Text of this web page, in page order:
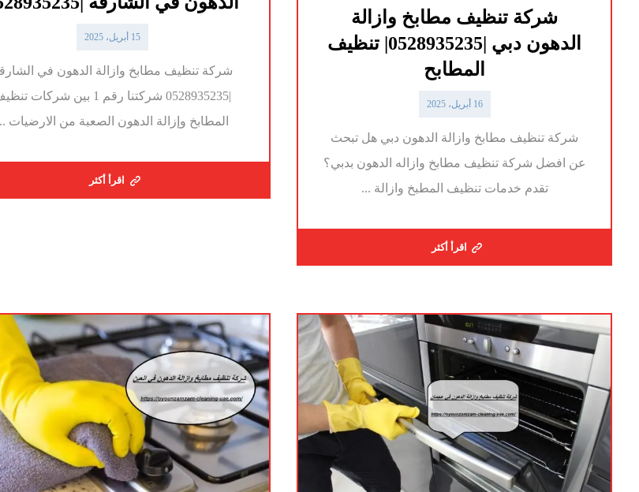
شركة تنظيف مطابخ وازالة
الدهون دبي |0528935235| تنظيف
المطابح
16 أبريل، 2025
شركة تنظيف مطابخ وازالة الدهون دبي هل تبحث
عن افضل شركة تنظيف مطابخ وازاله الدهون بدبي؟
تقدم خدمات تنظيف المطبخ وازالة ...
اقرأ أكثر
15 أبريل، 2025
شركة تنظيف مطابخ وازالة الدهون في
|0528935235 شركتنا رقم 1 بين شركات
المطابخ وإزالة الدهون الصعبة من الارضيات
اقرأ أكثر